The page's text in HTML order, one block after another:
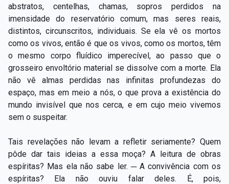
abstratos, centelhas, chamas, sopros perdidos na
imensidade do reservatório comum, mas seres reais,
distintos, circunscritos, individuais. Se ela vê os mortos
como os vivos, então é que os vivos, como os mortos, têm
o mesmo corpo fluídico imperecível, ao passo que o
grosseiro envoltório material se dissolve com a morte. Ela
não vê almas perdidas nas infinitas profundezas do
espaço, mas em meio a nós, o que prova a existência do
mundo invisível que nos cerca, e em cujo meio vivemos
sem o suspeitar.
Tais revelações não levam a refletir seriamente? Quem
pôde dar tais ideias a essa moça? A leitura de obras
espíritas? Mas ela não sabe ler. ─ A convivência com os
espíritas? Ela não ouviu falar deles. É, pois,